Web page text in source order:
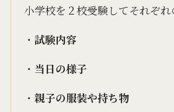
小学校を２校受験してそれぞれ
・試験内容
・ 当日の様子
・親子の服装や持ち物